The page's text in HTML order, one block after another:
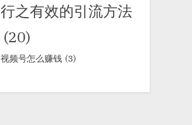
行之有效的引流方法
(20)
视频号怎么赚钱 (3)